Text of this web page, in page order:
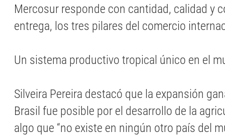
Mercosur responde con cantidad, calidad y
entrega, los tres pilares del comercio
Un sistema productivo tropical único en el
Silveira Pereira destacó que la expansión
Brasil fue posible por el desarrollo de la
algo que “no existe en ningún otro país del